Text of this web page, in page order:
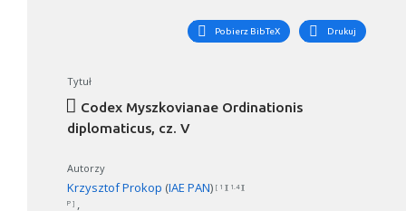
Pobierz BibTeX Drukuj
Tytuł
Codex Myszkovianae Ordinationis
diplomaticus, cz. V
Autorzy
Krzysztof Prokop (IAE PAN) [ 1 ][ 1.4 ][
P ]